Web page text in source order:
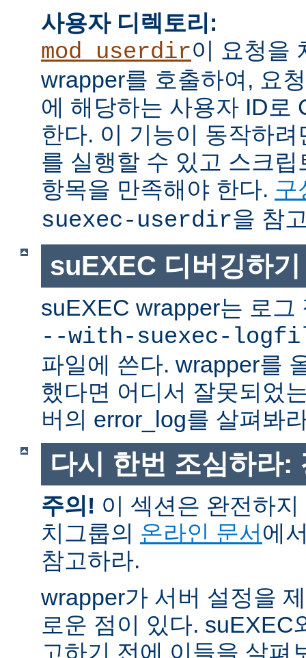
사용자 디렉토리:
mod_userdir이 요청을
wrapper를 호출하여, 요
에 해당하는 사용자 ID로
한다. 이 기능이 동작하
를 실행할 수 있고 스크
항목을 만족해야 한다. 구
suexec-userdir을 참
suEXEC 디버깅하기
suEXEC wrapper는 로그
--with-suexec-
파일에 쓴다. wrapper를
했다면 어디서 잘못되었
버의 error_log를 살펴봐
다시 한번 조심하라:
주의! 이 섹션은 완전하
치그룹의 온라인 문서에
참고하라.
wrapper가 서버 설정을
로운 점이 있다. suEXEC
고하기 전에 이들을 살펴